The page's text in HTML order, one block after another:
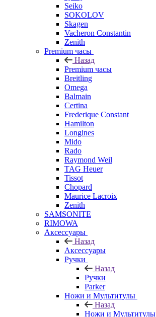
Seiko
SOKOLOV
Skagen
Vacheron Constantin
Zenith
Premium часы
Назад
Premium часы
Breitling
Omega
Balmain
Certina
Frederique Constant
Hamilton
Longines
Mido
Rado
Raymond Weil
TAG Heuer
Tissot
Chopard
Maurice Lacroix
Zenith
SAMSONITE
RIMOWA
Аксессуары
Назад
Аксессуары
Ручки
Назад
Ручки
Parker
Ножи и Мультитулы
Назад
Ножи и Мультитулы